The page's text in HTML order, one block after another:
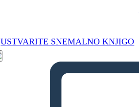
USTVARITE SNEMALNO KNJIGO